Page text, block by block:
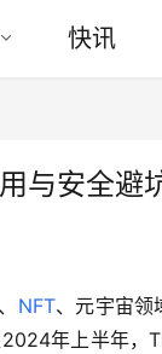
快讯
与安全避
NFT、元宇宙领
年上半年，